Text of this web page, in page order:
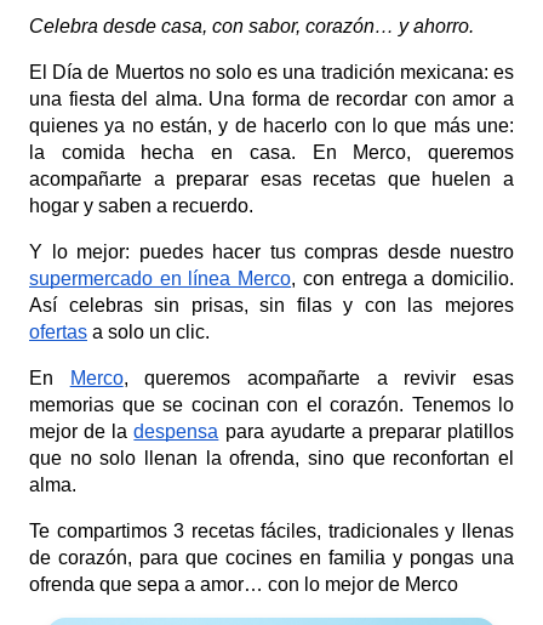
Celebra desde casa, con sabor, corazón… y ahorro.
El Día de Muertos no solo es una tradición mexicana: es
una fiesta del alma. Una forma de recordar con amor a
quienes ya no están, y de hacerlo con lo que más une:
la comida hecha en casa. En Merco, queremos
acompañarte a preparar esas recetas que huelen a
hogar y saben a recuerdo.
Y lo mejor: puedes hacer tus compras desde nuestro
supermercado en línea Merco, con entrega a domicilio.
Así celebras sin prisas, sin filas y con las mejores
ofertas a solo un clic.
En Merco, queremos acompañarte a revivir esas
memorias que se cocinan con el corazón. Tenemos lo
mejor de ladespensa para ayudarte a preparar platillos
que no solo llenan la ofrenda, sino que reconfortan el
alma.
Te compartimos 3 recetas fáciles, tradicionales y llenas
de corazón, para que cocines en familia y pongas una
ofrenda que sepa a amor… con lo mejor de Merco